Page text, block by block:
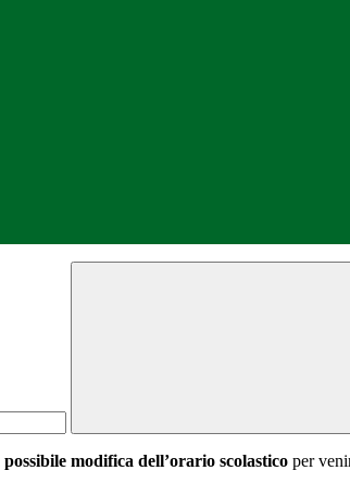
possibile modifica dell’orario scolastico per